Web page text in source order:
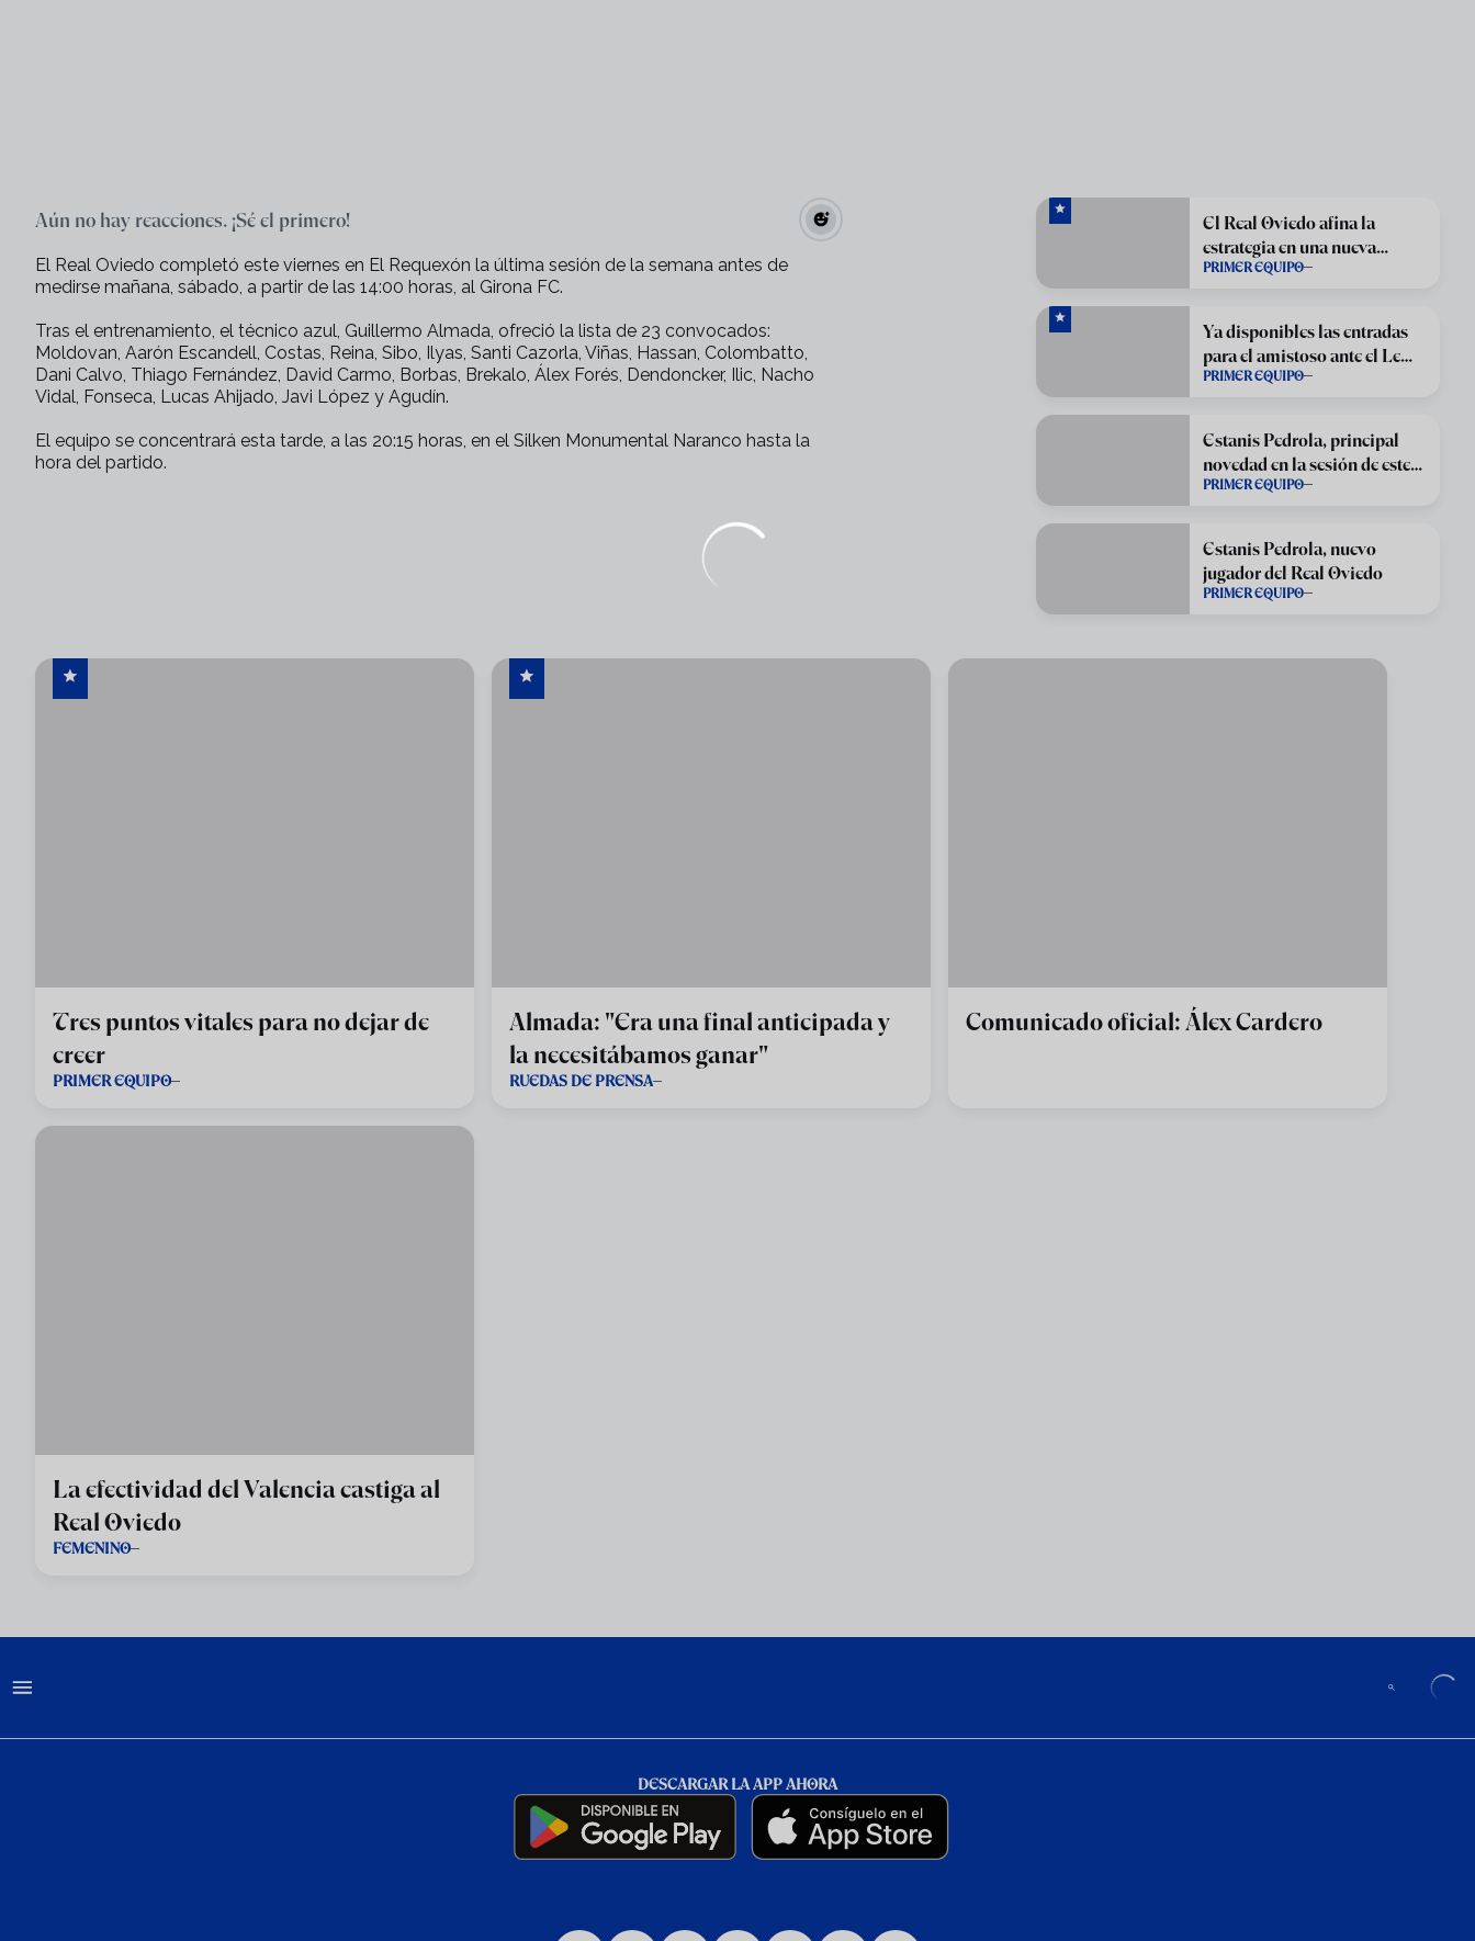
Aún no hay reacciones. ¡Sé el primero!
El Real Oviedo completó este viernes en El Requexón la última sesión de la semana antes de
medirse mañana, sábado, a partir de las 14:00 horas, al Girona FC.
Tras el entrenamiento, el técnico azul, Guillermo Almada, ofreció la lista de 23 convocados:
Moldovan, Aarón Escandell, Costas, Reina, Sibo, Ilyas, Santi Cazorla, Viñas, Hassan, Colombatto,
Dani Calvo, Thiago Fernández, David Carmo, Borbas, Brekalo, Álex Forés, Dendoncker, Ilic, Nacho
Vidal, Fonseca, Lucas Ahijado, Javi López y Agudín.
El equipo se concentrará esta tarde, a las 20:15 horas, en el Silken Monumental Naranco hasta la
hora del partido.
El Real Oviedo afina la
estrategia en una nueva
sesión en El Requexón
PRIMER EQUIPO
Ya disponibles las entradas
para el amistoso ante el Le
Havre
PRIMER EQUIPO
Estanis Pedrola, principal
novedad en la sesión de este
martes
PRIMER EQUIPO
Estanis Pedrola, nuevo
jugador del Real Oviedo
PRIMER EQUIPO
Tres puntos vitales para no dejar de
creer
PRIMER EQUIPO
Almada: "Era una final anticipada y
la necesitábamos ganar"
RUEDAS DE PRENSA
Comunicado oficial: Álex Cardero
La efectividad del Valencia castiga al
Real Oviedo
FEMENINO
DESCARGAR LA APP AHORA